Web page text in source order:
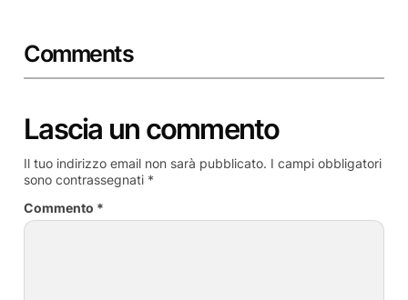
Comments
Lascia un commento
Il tuo indirizzo email non sarà pubblicato. I campi obbligatori
sono contrassegnati *
Commento *